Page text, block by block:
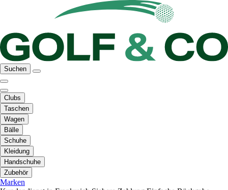
Suchen
Clubs
Taschen
Wagen
Bälle
Schuhe
Kleidung
Handschuhe
Zubehör
Marken